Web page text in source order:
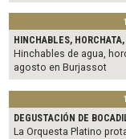
HINCHABLES,
Hinchables de agua,
agosto en Burjassot
DEGUSTACIÓN DE
La Orquesta Platino